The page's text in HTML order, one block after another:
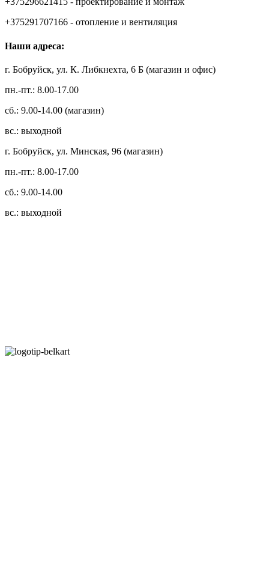
+375291707166 - отопление и вентиляция
Наши адреса:
г. Бобруйск, ул. К. Либкнехта, 6 Б (магазин и офис)
пн.-пт.: 8.00-17.00
сб.: 9.00-14.00 (магазин)
вс.: выходной
г. Бобруйск, ул. Минская, 96 (магазин)
пн.-пт.: 8.00-17.00
сб.: 9.00-14.00
вс.: выходной